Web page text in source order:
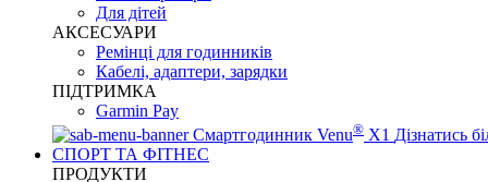
Для дітей
АКСЕСУАРИ
Ремінці для годинників
Кабелі, адаптери, зарядки
ПІДТРИМКА
Garmin Pay
Смартгодинник Venu® X1 Дізнатись
СПОРТ ТА ФІТНЕС
ПРОДУКТИ